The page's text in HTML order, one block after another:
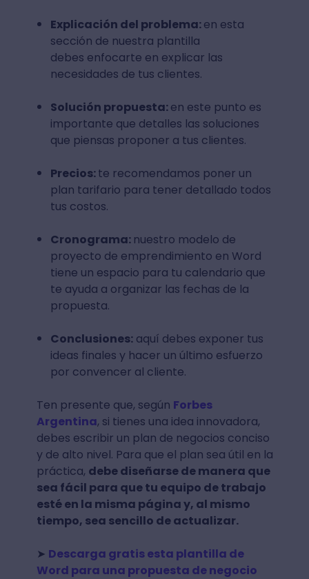
Explicación del problema:en esta
sección de nuestra plantilla
debes enfocarte en explicar las
necesidades de tus clientes.
Solución propuesta:en este punto es
importante que detalles las soluciones
que piensas proponer a tus clientes.
Precios:te recomendamos poner un
plan tarifario para tener detallado todos
tus costos.
Cronograma: nuestro modelo de
proyecto de emprendimiento en Word
tiene un espacio para tu calendario que
te ayuda a organizar las fechas de la
propuesta.
Conclusiones:aquí debes exponer tus
ideas finales y hacer un último esfuerzo
por convencer al cliente.
Ten presente que, según Forbes
Argentina, si tienes una idea innovadora,
debes escribir un plan de negocios conciso
y de alto nivel. Para que el plan sea útil en la
práctica, debe diseñarse de manera que
sea fácil para que tu equipo de trabajo
esté en la misma página y, al mismo
tiempo, sea sencillo de actualizar.
➤ Descarga gratis esta plantilla de
Word para una propuesta de negocio